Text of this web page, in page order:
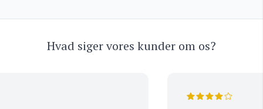
Hvad siger vores kunder om os?